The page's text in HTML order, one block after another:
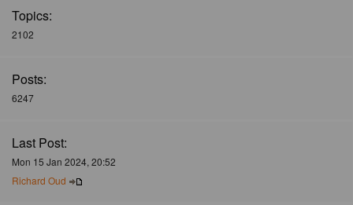
Topics:
2102
Posts:
6247
Last Post:
Mon 15 Jan 2024, 20:52
Richard Oud